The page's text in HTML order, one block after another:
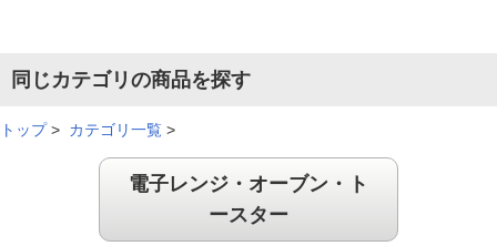
同じカテゴリの商品を探す
トップ> カテゴリ一覧 >
電子レンジ・オーブン・ト
ースター